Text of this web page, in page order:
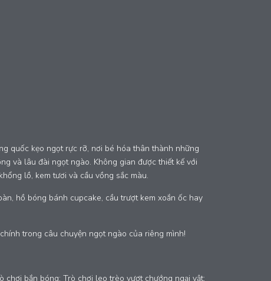
quốc kẹo ngọt rực rỡ, nơi bé hóa thân thành những
và lâu đài ngọt ngào. Không gian được thiết kế với
lồ, kem tươi và cầu vồng sắc màu.
hồ bóng bánh cupcake, cầu trượt kem xoắn ốc hay
trong câu chuyện ngọt ngào của riêng mình!
bắn bóng; Trò chơi leo trèo vượt chướng ngại vật;